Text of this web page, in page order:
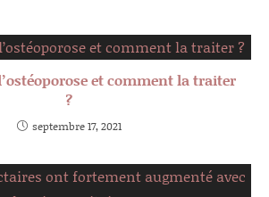
et comment la traiter
?
septembre 17, 2021